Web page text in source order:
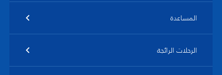
المساعدة
الرحلات الرائجة